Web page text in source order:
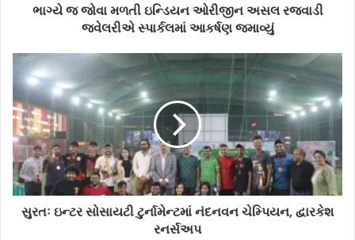
ભાગ્યે જ જોવા મળતી ઇન્ડિયન ઓરીજીન અસલ રજવાડી
જ્વેલરીએ સ્પાર્કલમાં આકર્ષણ જમાવ્યું
સુરતઃ ઇન્ટર સોસાયટી ટુર્નામેન્ટમાં નંદનવન ચેમ્પિયન, દ્વારકેશ
રનર્સઅપ